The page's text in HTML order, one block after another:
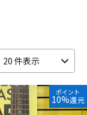
20 件表示
ポイント
10%還元